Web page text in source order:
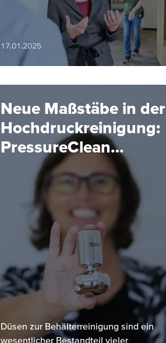
17.01.2025
Neue Maßstäbe in der
Hochdruckreinigung:
PressureClean
Baureihe 5TP von
Lechler
Düsen zur Behälterreinigung sind ein
wesentlicher Bestandteil vieler